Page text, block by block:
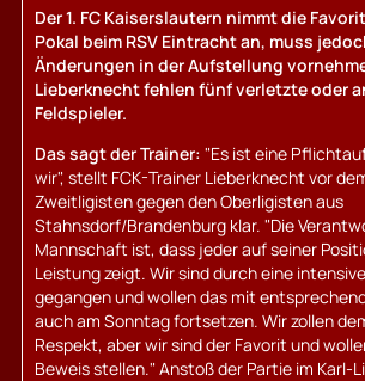
Der 1. FC Kaiserslautern nimmt die
Pokal beim RSV Eintracht an, muss
Änderungen in der Aufstellung
Lieberknecht fehlen fünf verletzte oder
Feldspieler.
Das sagt der Trainer: "Es ist eine
wir", stellt FCK-Trainer Lieberknecht vor
Zweitligisten gegen den Oberligisten aus
Stahnsdorf/Brandenburg klar. "Die
Mannschaft ist, dass jeder auf seiner
Leistung zeigt. Wir sind durch eine
gegangen und wollen das mit
auch am Sonntag fortsetzen. Wir zollen
Respekt, aber wir sind der Favorit und
Beweis stellen." Anstoß der Partie im Karl-